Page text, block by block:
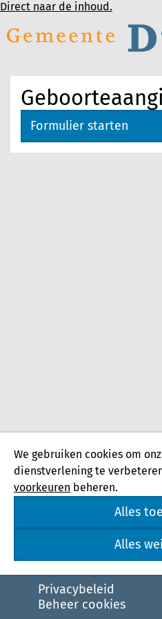
Direct naar de inhoud.
Formulier starten
We gebruiken cookies om
dienstverlening te
voorkeuren beheren.
Alles
Alles
Privacybeleid
Beheer cookies